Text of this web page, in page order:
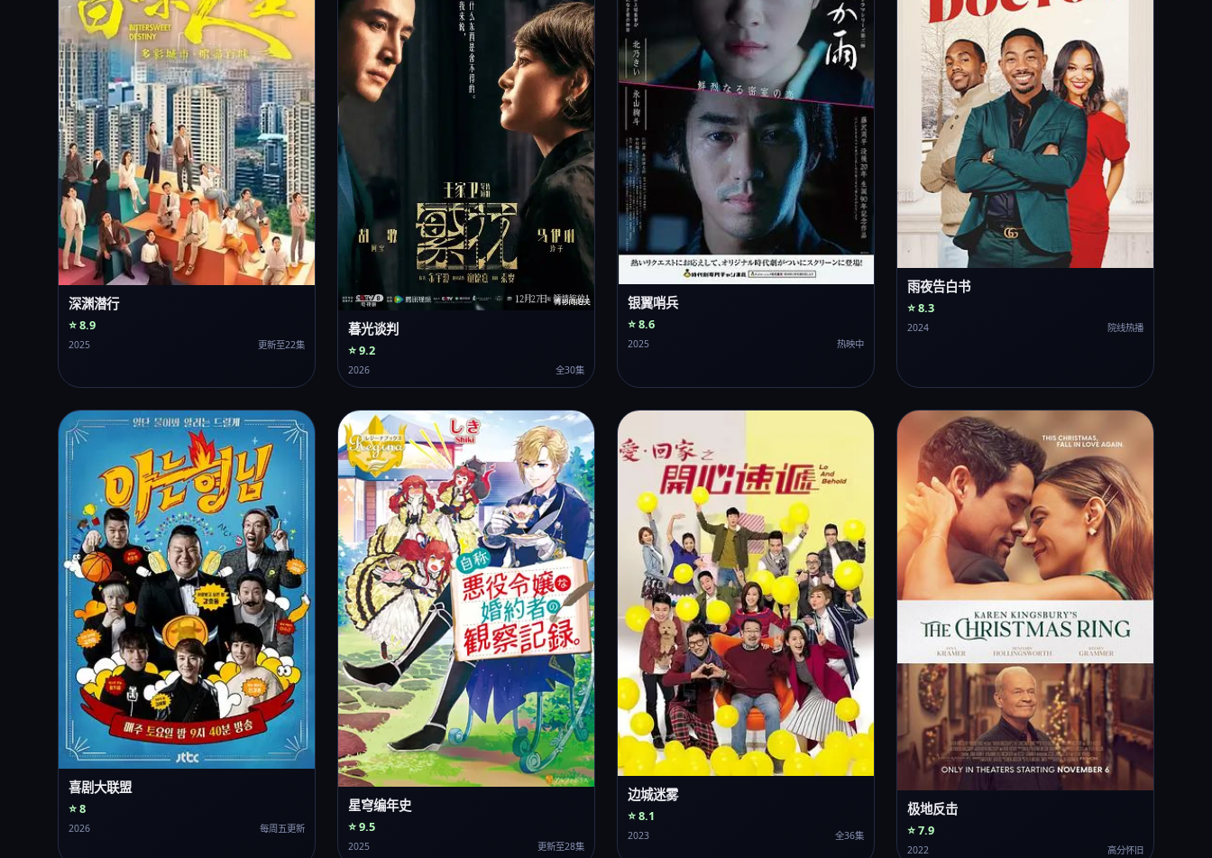
深渊潜行
⭐ 8.9
2025 更新至22集
暮光谈判
⭐ 9.2
2026 全30集
银翼哨兵
⭐ 8.6
2025 热映中
雨夜告白书
⭐ 8.3
2024 院线热播
喜剧大联盟
⭐ 8
2026 每周五更新
星穹编年史
⭐ 9.5
2025 更新至28集
边城迷雾
⭐ 8.1
2023 全36集
极地反击
⭐ 7.9
2022 高分怀旧